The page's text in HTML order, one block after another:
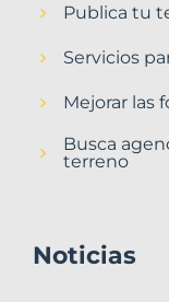
Publica tu
Servicios
Mejorar las
Busca
terreno
Noticias